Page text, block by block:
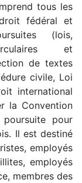
tous les
fédéral et
(lois,
et
de textes
civile, Loi
international
la Convention
pour
Il est destiné
employés
employés
membres des